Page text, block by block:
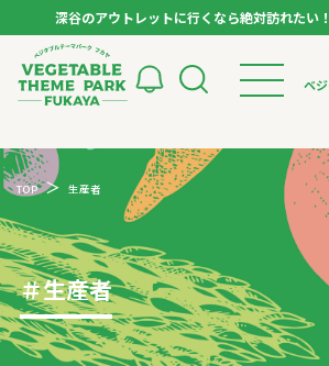
深谷のアウトレットに行くなら絶対訪れたい
ベ
トップページ
モデルコース
スポット
イベント
体験
ベジタ
VTPキャ
パートナ
市長イン
生産者イ
アンバサダ
お役立ち情報
レシピ集
TOP 生産者
＃生産者